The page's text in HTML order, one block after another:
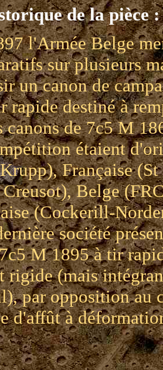
de la pièce :
l'Armée Belge
sur plusieurs
un canon de
rapide destiné à
canons de 7c5 M
étaient
Française (St
Belge
(Cockerill-
société
M 1895 à tir
rigide (mais
par opposition au
d'affût à